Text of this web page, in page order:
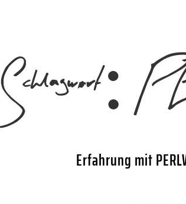
Schlagwort:
Erfahrung mit